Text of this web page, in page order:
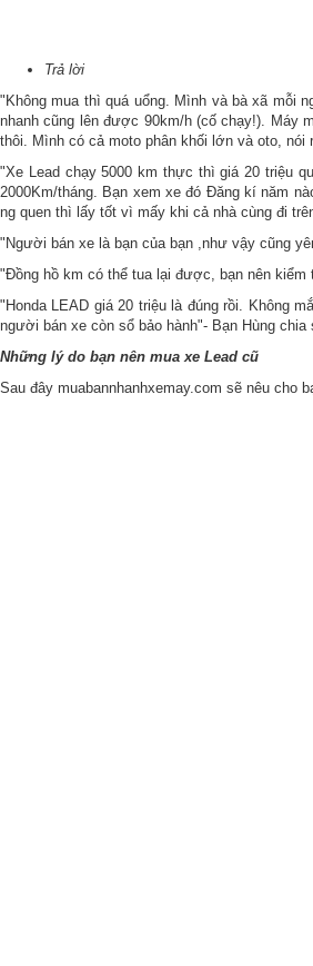
Trả lời
"Không mua thì quá uổng. Mình và bà xã mỗi
nhanh cũng lên được 90km/h (cố chạy!). Máy
thôi. Mình có cả moto phân khối lớn và oto,
"Xe Lead chạy 5000 km thực thì giá 20 triệu
2000Km/tháng. Bạn xem xe đó Đăng kí năm
ng quen thì lấy tốt vì mấy khi cả nhà cùng đi
"Người bán xe là bạn của bạn ,như vậy cũng
"Đồng hồ km có thể tua lại được, bạn nên kiểm
"Honda LEAD giá 20 triệu là đúng rồi. Không
người bán xe còn sổ bảo hành"- Bạn Hùng chia
Những lý do bạn nên mua xe Lead cũ
Sau đây muabannhanhxemay.com sẽ nêu cho